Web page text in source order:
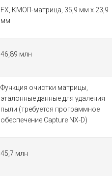
FX, КМОП-матрица, 35,9 мм x 23,9
мм
46,89 млн
Функция очистки матрицы,
эталонные данные для удаления
пыли (требуется программное
обеспечение Capture NX-D)
45,7 млн